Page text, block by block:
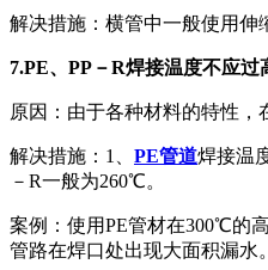
解决措施：横管中一般使用伸
7.PE、PP－R焊接温度不应过
原因：由于各种材料的特性，
解决措施：1、 PE管道焊接温
－R一般为260℃。
案例：使用PE管材在300℃的
管路在焊口处出现大面积漏水。